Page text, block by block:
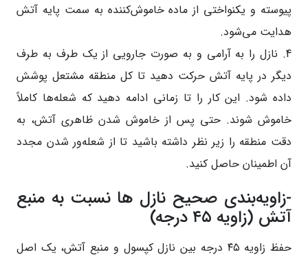
پیوسته و یکنواختی از ماده خاموش‌کننده به سمت پایه آتش
هدایت می‌شود.
4. نازل را به آرامی و به صورت جارویی از یک طرف به طرف
دیگر در پایه آتش حرکت دهید تا کل منطقه مشتعل پوشش
داده شود. این کار را تا زمانی ادامه دهید که شعله‌ها کاملاً
خاموش شوند. حتی پس از خاموش شدن ظاهری آتش، به
دقت منطقه را زیر نظر داشته باشید تا از شعله‌ور شدن مجدد
آن اطمینان حاصل کنید.
-زاویه‌بندی صحیح نازل ها نسبت به منبع
آتش (زاویه ۴۵ درجه)
حفظ زاویه ۴۵ درجه بین نازل کپسول و منبع آتش، یک اصل